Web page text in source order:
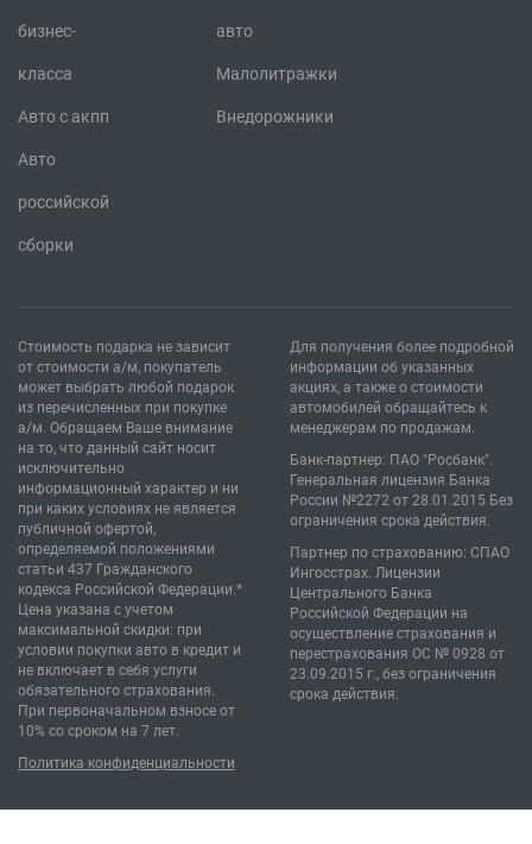
бизнес-
класса
Авто с акпп
Авто
российской
сборки
авто
Малолитражки
Внедорожники
Стоимость подарка не зависит
от стоимости а/м, покупатель
может выбрать любой подарок
из перечисленных при покупке
а/м. Обращаем Ваше внимание
на то, что данный сайт носит
исключительно
информационный характер и ни
при каких условиях не является
публичной офертой,
определяемой положениями
статьи 437 Гражданского
кодекса Российской Федерации.*
Цена указана с учетом
максимальной скидки: при
условии покупки авто в кредит и
не включает в себя услуги
обязательного страхования.
При первоначальном взносе от
10% со сроком на 7 лет.
Политика конфиденциальности
Для получения более подробной
информации об указанных
акциях, а также о стоимости
автомобилей обращайтесь к
менеджерам по продажам.
Банк-партнер: ПАО "Росбанк".
Генеральная лицензия Банка
России №2272 от 28.01.2015 Без
ограничения срока действия.
Партнер по страхованию: СПАО
Ингосстрах. Лицензии
Центрального Банка
Российской Федерации на
осуществление страхования и
перестрахования ОС № 0928 от
23.09.2015 г., без ограничения
срока действия.